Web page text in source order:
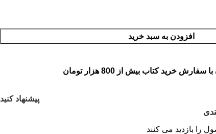
افزودن به سبد خرید
خرید کتاب بیش از 800 هزار تومان
پیشنهاد کنید
را بازدید می کنند